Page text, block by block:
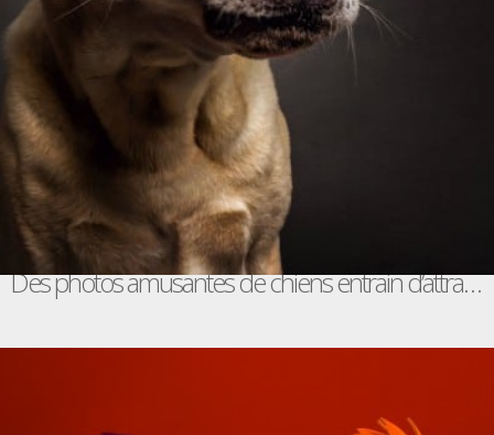
Des photos amusantes de chiens entrain d’attraper de la nourriture / Christian Vieler